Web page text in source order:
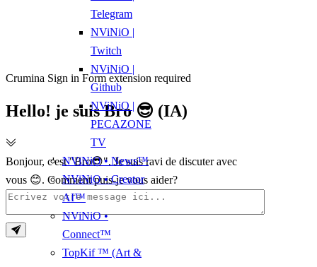
Crumina Sign in Form extension required
Hello! je suis Bro 😎 (IA)
Bonjour, c'est "Bro😎". Je suis ravi de discuter avec
vous 😊. Comment puis-je vous aider?
Telegram
NViNiO |
Twitch
NViNiO |
Github
NViNiO |
PECAZONE
TV
NViNiO • News™
NViNiO • Creator
AI™
NViNiO •
Connect™
TopKif ™ (Art &